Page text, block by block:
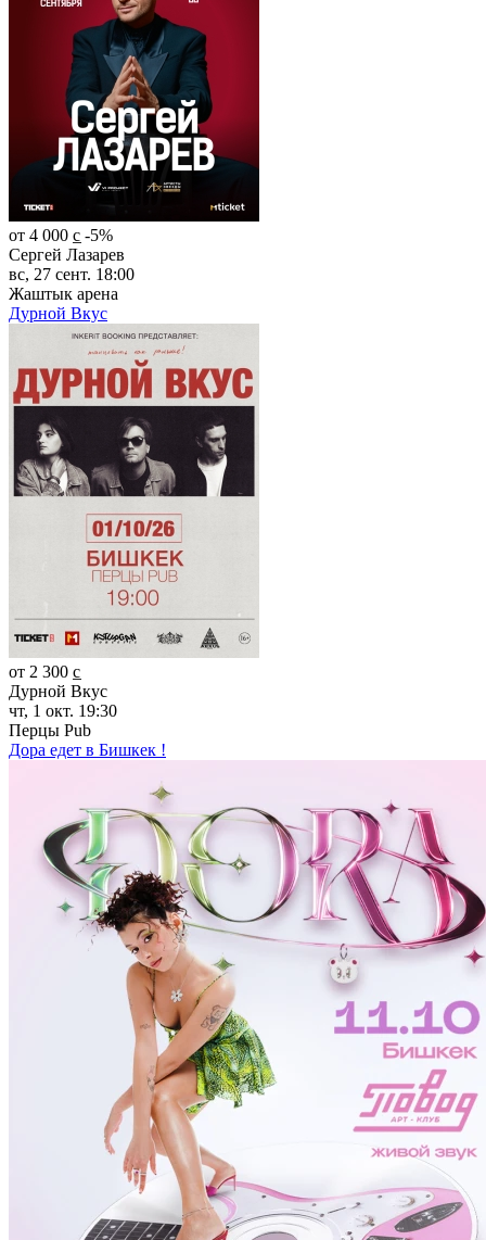
от 4 000 c̲ -5%
Сергей Лазарев
вс, 27 сент. 18:00
Жаштык арена
Дурной Вкус
от 2 300 c̲
Дурной Вкус
чт, 1 окт. 19:30
Перцы Pub
Дора едет в Бишкек !